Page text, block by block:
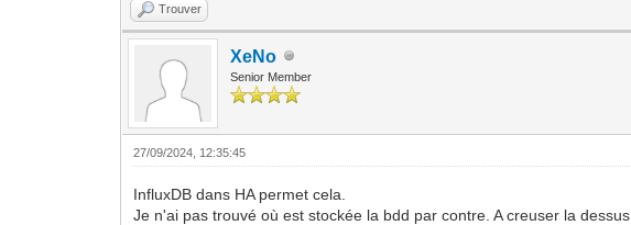
Trouver
XeNo
Senior Member
27/09/2024, 12:35:45
InfluxDB dans HA permet cela.
Je n'ai pas trouvé où est stockée la bdd par contre. A creuser la dessus.